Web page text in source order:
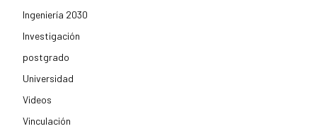
Ingeniería 2030
Investigación
postgrado
Universidad
Videos
Vinculación